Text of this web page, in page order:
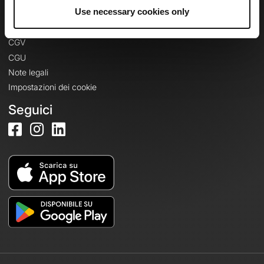
Use necessary cookies only
Informazioni legali
Informativa sulla privacy
CGV
CGU
Note legali
Impostazioni dei cookie
Seguici